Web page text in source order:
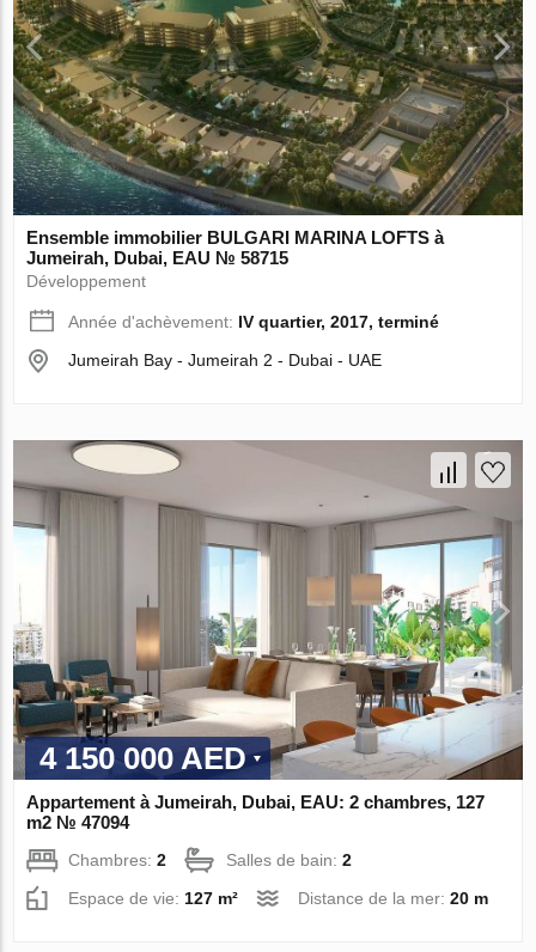
Ensemble immobilier BULGARI MARINA LOFTS à
Jumeirah, Dubai, EAU № 58715
Développement
Année d'achèvement: IV quartier, 2017, terminé
Jumeirah Bay - Jumeirah 2 - Dubai - UAE
4 150 000 AED
Appartement à Jumeirah, Dubai, EAU: 2 chambres, 127
m2 № 47094
Chambres:2 Salles de bain:2
Espace de vie: 127 m² Distance de la mer:20 m